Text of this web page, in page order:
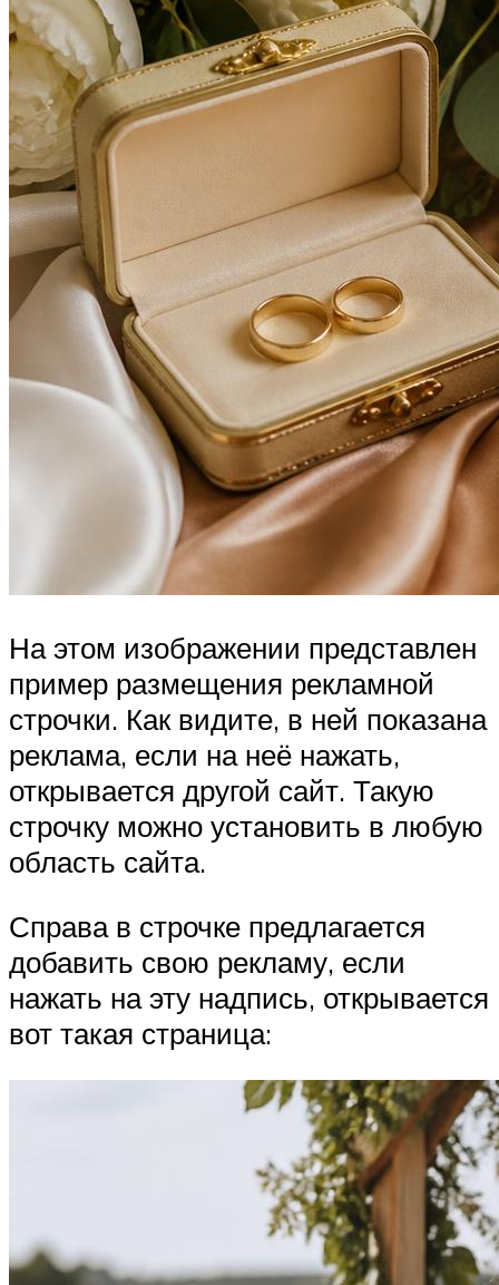
На этом изображении представлен
пример размещения рекламной
строчки. Как видите, в ней показана
реклама, если на неё нажать,
открывается другой сайт. Такую
строчку можно установить в любую
область сайта.
Справа в строчке предлагается
добавить свою рекламу, если
нажать на эту надпись, открывается
вот такая страница: